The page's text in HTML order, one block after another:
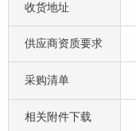
收货地址
供应商资质要求
采购清单
相关附件下载